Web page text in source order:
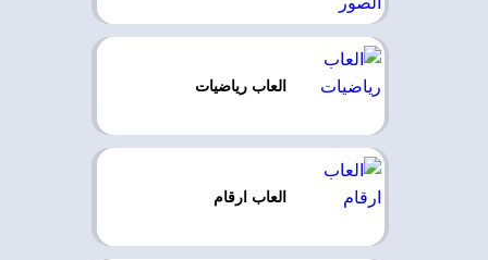
العاب رياضيات
العاب ارقام